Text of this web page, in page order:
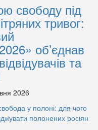
свободу під
тривог:
об’єднав
та
2026